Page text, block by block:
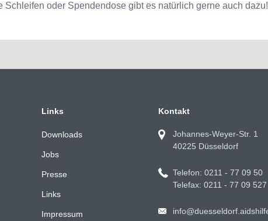
Schleifen oder Spendendose gibt es natürlich gerne auch
Links
Downloads
Jobs
Presse
Links
Impressum
Kontakt
Johannes-Weyer-Str. 1
40225 Düsseldorf
Telefon: 0211 - 77 09 50
Telefax: 0211 - 77 09 527